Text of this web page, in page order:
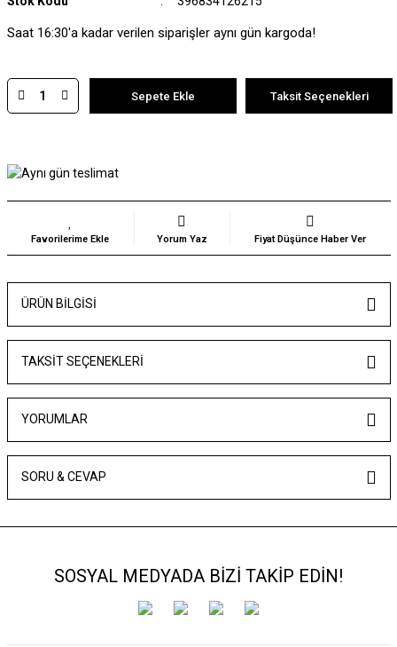
Saat 16:30'a kadar verilen siparişler aynı gün kargoda!
Sepete Ekle Taksit Seçenekleri
Yorum Yaz Fiyat Düşünce Haber Ver
ÜRÜN BILGISI
TAKSIT SEÇENEKLERI
YORUMLAR
SORU & CEVAP
SOSYAL MEDYADA BİZİ TAKİP EDİN!